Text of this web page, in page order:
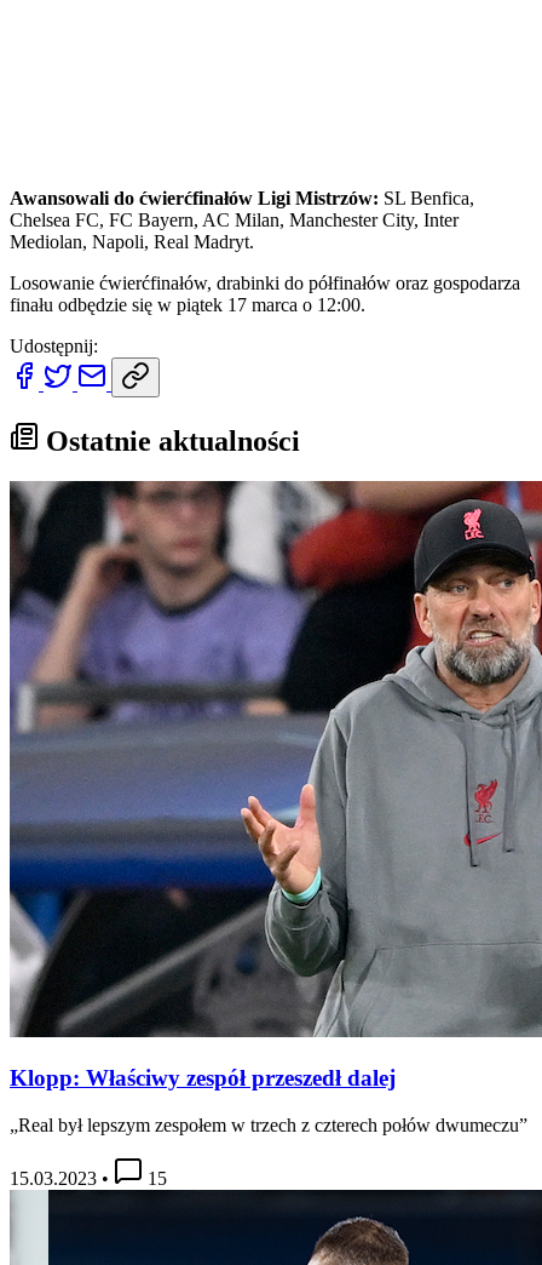
Awansowali do ćwierćfinałów Ligi Mistrzów: SL Benfica,
Chelsea FC, FC Bayern, AC Milan, Manchester City, Inter
Mediolan, Napoli, Real Madryt.
Losowanie ćwierćfinałów, drabinki do półfinałów oraz gospodarza
finału odbędzie się w piątek 17 marca o 12:00.
Udostępnij:
Ostatnie aktualności
Klopp: Właściwy zespół przeszedł dalej
„Real był lepszym zespołem w trzech z czterech połów dwumeczu”
15.03.2023 • 15